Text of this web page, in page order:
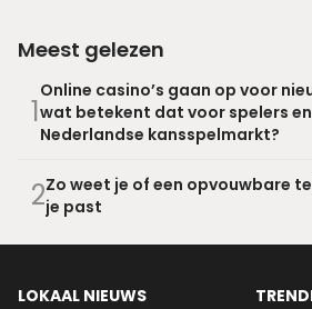
Meest gelezen
1
Online casino’s gaan op voor
wat betekent dat voor spelers
Nederlandse kansspelmarkt?
2Zo weet je of een opvouwbare
je past
LOKAAL NIEUWS